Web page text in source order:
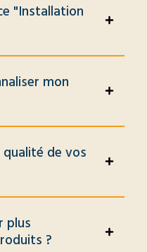
"Installation
mon
de vos
plus
?